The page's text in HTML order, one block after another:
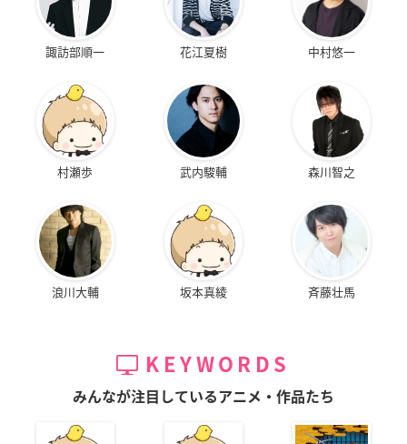
諏訪部順一 花江夏樹 中村悠一
村瀬歩 武内駿輔 森川智之
浪川大輔 坂本真綾 斉藤壮馬
KEYWORDS
みんなが注目しているアニメ・作品たち